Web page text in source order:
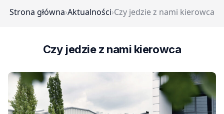
Strona główna›Aktualności›Czy jedzie z nami kierowca
Czy jedzie z nami kierowca